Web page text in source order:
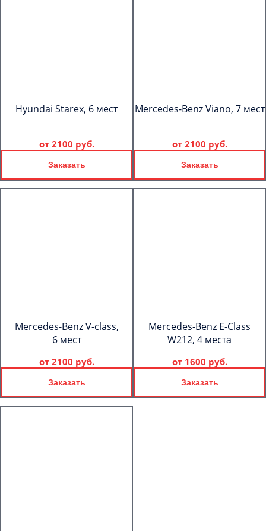
Hyundai Starex, 6 мест
от 2100 руб.
Заказать
Mercedes-Benz Viano, 7 мест
от 2100 руб.
Заказать
Mercedes-Benz V-class,
6 мест
от 2100 руб.
Заказать
Mercedes-Benz E-Class
W212, 4 места
от 1600 руб.
Заказать